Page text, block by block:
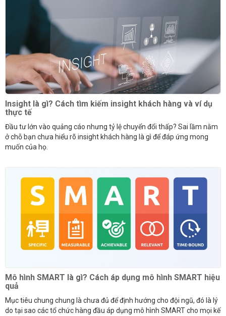
Insight là gì? Cách tìm kiếm insight khách hàng và ví dụ
thực tế
Đầu tư lớn vào quảng cáo nhưng tỷ lệ chuyển đổi thấp? Sai lầm nằm
ở chỗ bạn chưa hiểu rõ insight khách hàng là gì để đáp ứng mong
muốn của họ.
Mô hình SMART là gì? Cách áp dụng mô hình SMART hiệu
quả
Mục tiêu chung chung là chưa đủ để định hướng cho đội ngũ, đó là lý
do tại sao các tổ chức hàng đầu áp dụng mô hình SMART cho mọi kế